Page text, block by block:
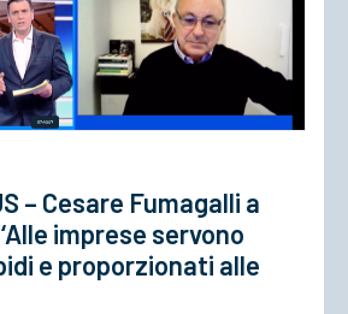
– Cesare Fumagalli a
imprese servono
e proporzionati alle